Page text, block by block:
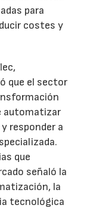
para
costes y
que el sector
automatizar
responder a
que
señaló la
la
tecnológica